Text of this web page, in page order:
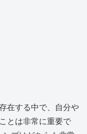
在する中で、自分や
とは非常に重要で